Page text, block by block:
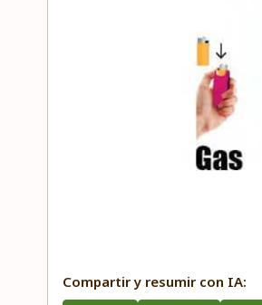
Compartir y resumir con IA: